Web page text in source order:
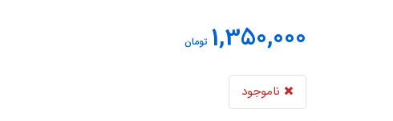
1,350,000 تومان
ناموجود